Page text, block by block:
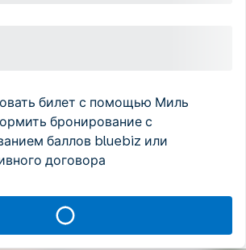
билет с помощью Миль
бронирование с
баллов bluebiz или
договора